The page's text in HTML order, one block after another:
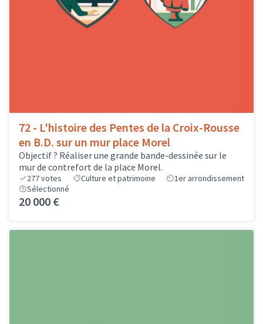
72 - L'histoire des Pentes de la Croix-Rousse
en B.D. sur un mur place Morel
Objectif ? Réaliser une grande bande-dessinée sur le
mur de contrefort de la place Morel.
277votes Culture et patrimoine
1er arrondissement
Sélectionné
20 000 €